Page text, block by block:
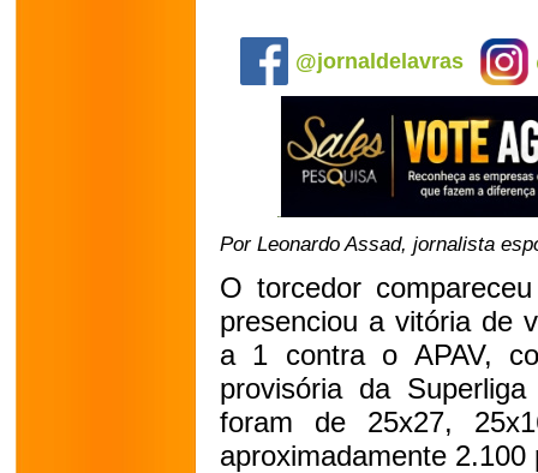
@jornaldelavras
Por Leonardo Assad, jornalista
O torcedor
presenciou a vitória de
a 1 contra o APAV,
provisória da
foram de 25x27,
aproximadamente